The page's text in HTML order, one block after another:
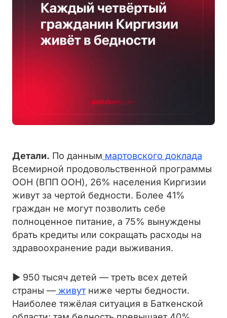
Детали. По данным мартовского доклада
Всемирной продовольственной программы
ООН (ВПП ООН), 26% населения Киргизии
живут за чертой бедности. Более 41%
граждан не могут позволить себе
полноценное питание, а 75% вынуждены
брать кредиты или сокращать расходы на
здравоохранение ради выживания.
► 950 тысяч детей — треть всех детей
страны — живутниже черты бедности.
Наиболее тяжёлая ситуация в Баткенской